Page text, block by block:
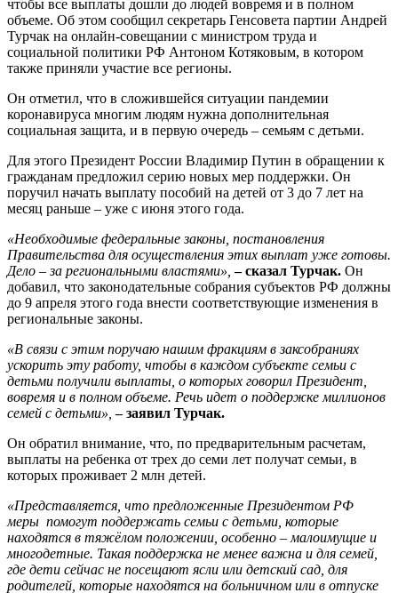
чтобы все выплаты дошли до людей вовремя и в полном
объеме. Об этом сообщил секретарь Генсовета партии Андрей
Турчак на онлайн-совещании с министром труда и
социальной политики РФ Антоном Котяковым, в котором
также приняли участие все регионы.
Он отметил, что в сложившейся ситуации пандемии
коронавируса многим людям нужна дополнительная
социальная защита, и в первую очередь – семьям с детьми.
Для этого Президент России Владимир Путин в обращении к
гражданам предложил серию новых мер поддержки. Он
поручил начать выплату пособий на детей от 3 до 7 лет на
месяц раньше – уже с июня этого года.
«Необходимые федеральные законы, постановления
Правительства для осуществления этих выплат уже готовы.
Дело – за региональными властями»,– сказал Турчак. Он
добавил, что законодательные собрания субъектов РФ должны
до 9 апреля этого года внести соответствующие изменения в
региональные законы.
«В связи с этим поручаю нашим фракциям в заксобраниях
ускорить эту работу, чтобы в каждом субъекте семьи с
детьми получили выплаты, о которых говорил Президент,
вовремя и в полном объеме. Речь идет о поддержке миллионов
семей с детьми»,– заявил Турчак.
Он обратил внимание, что, по предварительным расчетам,
выплаты на ребенка от трех до семи лет получат семьи, в
которых проживает 2 млн детей.
«Представляется, что предложенные Президентом РФ
меры помогут поддержать семьи с детьми, которые
находятся в тяжёлом положении, особенно – малоимущие и
многодетные. Такая поддержка не менее важна и для семей,
где дети сейчас не посещают ясли или детский сад, для
родителей, которые находятся на больничном или в отпуске